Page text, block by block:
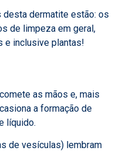
desta dermatite estão: os
de limpeza em geral,
e inclusive plantas!
as mãos e, mais
a formação de
líquido.
de vesículas) lembram